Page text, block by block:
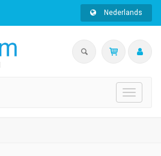
Nederlands
Toggle